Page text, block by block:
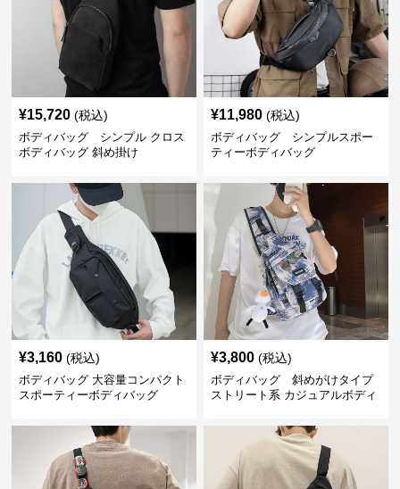
¥15,720 (税込)
ボディバッグ シンプル クロス
ボディバッグ 斜め掛け
¥11,980 (税込)
ボディバッグ シンプルスポー
ティーボディバッグ
¥3,160 (税込)
ボディバッグ 大容量コンパクト
スポーティーボディバッグ
¥3,800 (税込)
ボディバッグ 斜めがけタイプ
ストリート系 カジュアルボディ